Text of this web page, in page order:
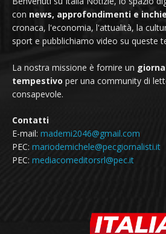
con news, approfondimenti e
cronaca, l'economia, l'attualità, la
sport e pubblichiamo video su queste
La nostra missione è fornire un
tempestivo per una community di
consapevole.
Contatti
E-mail: mademi2046@gmail.com
PEC: mariodemichele@pecgiornalisti.it
PEC: mediacomeditorsrl@pec.it